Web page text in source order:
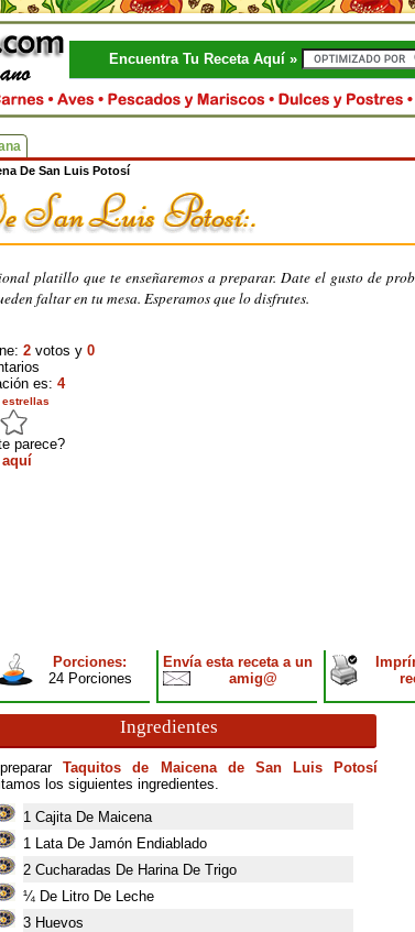
Encuentra Tu Receta Aquí »
De San Luis Potosí
platillo que te enseñaremos a preparar. Date el gusto de
faltar en tu mesa. Esperamos que lo disfrutes.
2 votos y 0
es: 4
parece?
aquí
Porciones:
24 Porciones
Envía esta receta a un
amig@
Ingredientes
Taquitos de Maicena de San Luis Potosí
los siguientes ingredientes.
1 Cajita De Maicena
1 Lata De Jamón Endiablado
2 Cucharadas De Harina De Trigo
¼ De Litro De Leche
3 Huevos